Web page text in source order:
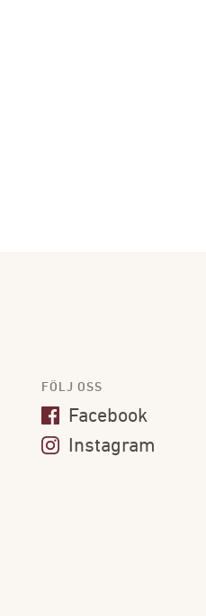
FÖLJ OSS
Facebook
Instagram